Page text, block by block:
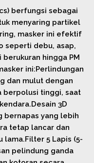
berfungsi sebagai
menyaring partikel
masker ini efektif
seperti debu, asap,
hingga PM
ini:Perlindungan
dan mulut dengan
berpolusi tinggi, saat
3D
bernapas yang lebih
tetap lancar dan
lama.Filter 5 Lapis (5-
pelindung ganda